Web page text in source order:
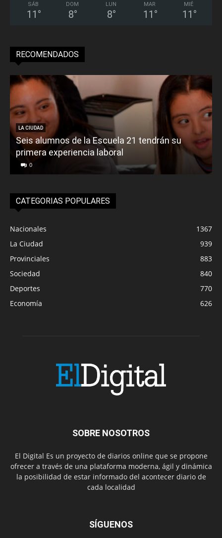
SÁB
11 °
DOM
8°
LUN
8°
MAR
11 °
MIÉ
11 °
RECOMENDADOS
LA CIUDAD
Seis alumnos de la Escuela 21 tendrán su
primera experiencia laboral
0
CATEGORIAS POPULARES
Nacionales
1367
La Ciudad
939
Provinciales
883
Sociedad
840
Deportes
770
Economía
626
SOBRE NOSOTROS
El Digital Es un proyecto de diarios online que se propone
ofrecer a través de una plataforma moderna, ágil y dinámica
la posibilidad de estar informado del acontecer diario de
cada localidad
SÍGUENOS